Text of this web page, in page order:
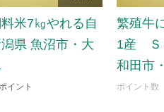
米7㎏やれる自
県 魚沼市・大
イント
繁殖牛
1産 Ｓ
和田市
ポイント数